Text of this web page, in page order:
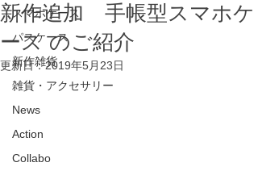
スマホケース
パスケース
新作雑貨
雑貨・アクセサリー
News
Action
Collabo
新作追加 手帳型スマホケ
ース のご紹介
更新日：2019年5月23日